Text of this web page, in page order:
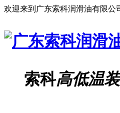
欢迎来到广东索科润滑油有限公
索科高低温